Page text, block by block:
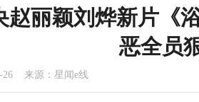
赵丽颖刘烨新片《
恶全员
26 来源：星闻e线